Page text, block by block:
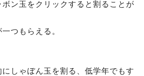
ボン玉をクリックすると割ることが
つもらえる。
しゃぼん玉を割る、低学年でもす